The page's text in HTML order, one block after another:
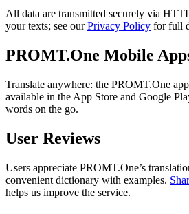
All data are transmitted securely via
your texts; see ourPrivacy Policy for full
PROMT.One Mobile
Translate anywhere: the PROMT.One
available in the App Store and Google
words on the go.
User Reviews
Users appreciate PROMT.One’s
convenient dictionary with examples.
helps us improve the service.